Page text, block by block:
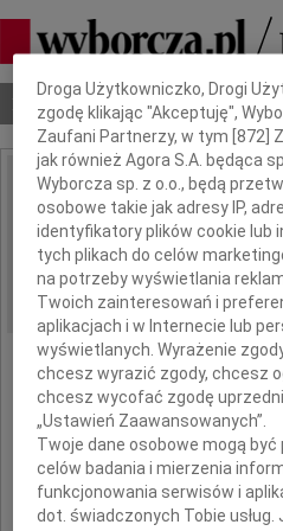
Nekrologi Odeszli Poradnik
IMIĘ I NAZWISKO:
REGION: Bydgoszcz
DATA EMISJI: 21.11.2009
w trakcie
Dbamy o Twoją prywatność
Droga Użytkowniczko, Drogi
zgodę klikając "Akceptuję",
Zaufani Partnerzy, w tym [872 ]
jak również Agora S.A. będąca
Wyborcza sp. z o.o., będą
osobowe takie jak adresy IP,
identyfikatory plików cookie lub
tych plikach do celów
na potrzeby wyświetlania
Twoich zainteresowań i
aplikacjach i w Internecie lub
wyświetlanych. Wyrażenie
chcesz wyrazić zgody, chcesz
chcesz wycofać zgodę
„Ustawień Zaawansowanych”.
Twoje dane osobowe mogą
celów badania i mierzenia
funkcjonowania serwisów i
dot. świadczonych Tobie